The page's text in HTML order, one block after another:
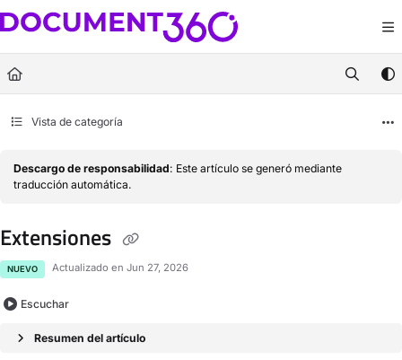
Documentation Index
Fetch the complete documentation index at:https://docs.document360.com/
Use this file to discover all available pages before exploring further.
Vista de categoría
Descargo de responsabilidad: Este artículo se generó mediante
traducción automática.
Extensiones
NUEVO Actualizado en Jun 27, 2026
Escuchar
Resumen del artículo